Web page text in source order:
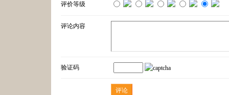
评价等级
评论内容
验证码